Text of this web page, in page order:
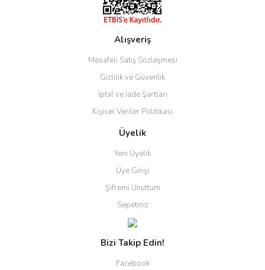
Gönder
Alışveriş
Mesafeli Satış Sözleşmesi
Gizlilik ve Güvenlik
İptal ve İade Şartları
Kişisel Veriler Politikası
Üyelik
Yeni Üyelik
Üye Girişi
Şifremi Unuttum
Sepetiniz
Bizi Takip Edin!
Facebook